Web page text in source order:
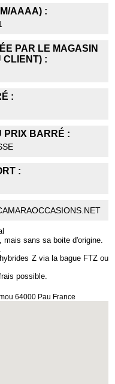
AAAA) :
PAR LE MAGASIN
CLIENT) :
:
PRIX BARRÉ :
:
mais sans sa boite d'origine.
Z via la bague FTZ ou
possible.
64000 Pau France